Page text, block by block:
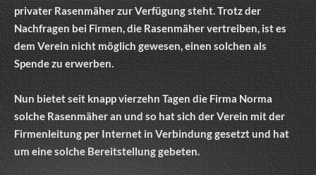
privater Rasenmäher zur Verfügung steht. Trotz der
Nachfragen bei Firmen, die Rasenmäher vertreiben, ist es
dem Verein nicht möglich gewesen, einen solchen als
Spende zu erwerben.
Nun bietet seit knapp vierzehn Tagen die Firma Norma
solche Rasenmäher an und so hat sich der Verein mit der
Firmenleitung per Internet in Verbindung gesetzt und hat
um eine solche Bereitstellung gebeten.